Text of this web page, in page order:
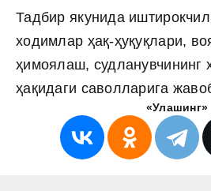
Тадбир якунида
ходимлар ҳақ-ҳуқуқлари,
ҳимоялаш, судланувчининг
ҳақидаги саволларига
«Улашинг»